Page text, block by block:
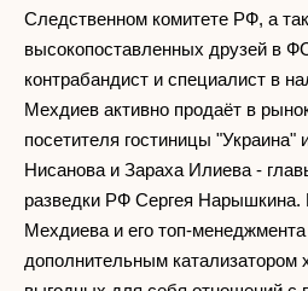
Следственном комитете РФ, а
высокопоставленных друзей в
контрабандист и специалист в
Мехдиев активно продаёт в
посетителя гостиницы "Украина"
Нисанова и Зараха Илиева -
разведки РФ Сергея Нарышкина.
Мехдиева и его топ-
дополнительным катализатором